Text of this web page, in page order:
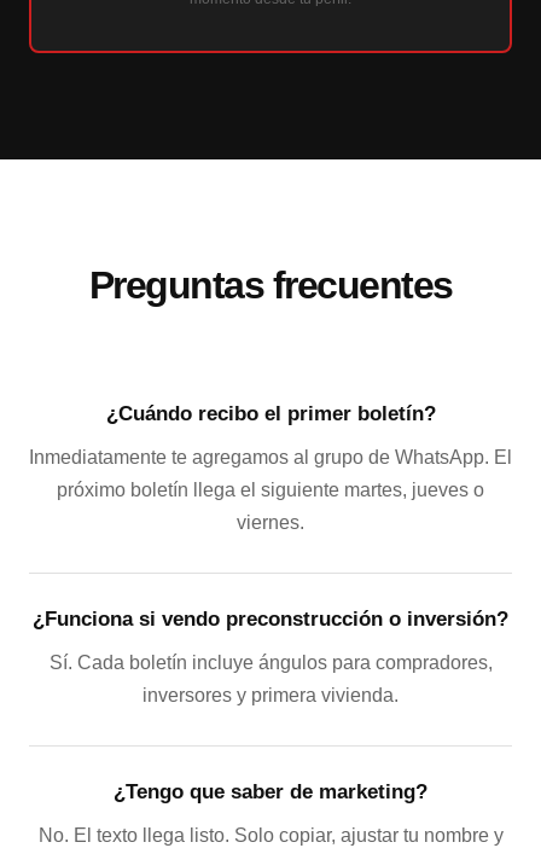
Preguntas frecuentes
¿Cuándo recibo el primer boletín?
Inmediatamente te agregamos al grupo de WhatsApp. El
próximo boletín llega el siguiente martes, jueves o
viernes.
¿Funciona si vendo preconstrucción o inversión?
Sí. Cada boletín incluye ángulos para compradores,
inversores y primera vivienda.
¿Tengo que saber de marketing?
No. El texto llega listo. Solo copiar, ajustar tu nombre y